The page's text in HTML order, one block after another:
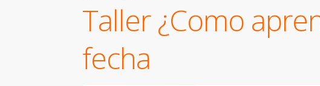
Taller ¿Como
fecha